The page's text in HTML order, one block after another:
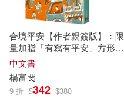
合境平安【作者親簽版】：限
量加贈「有寫有平安」方形春
聯
中文書
楊富閔
9 折 $342 $380